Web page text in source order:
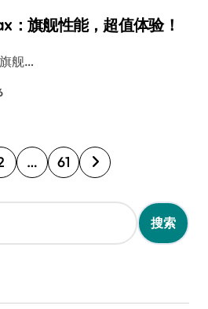
：旗舰性能，超值体验！
旗舰…
… 61